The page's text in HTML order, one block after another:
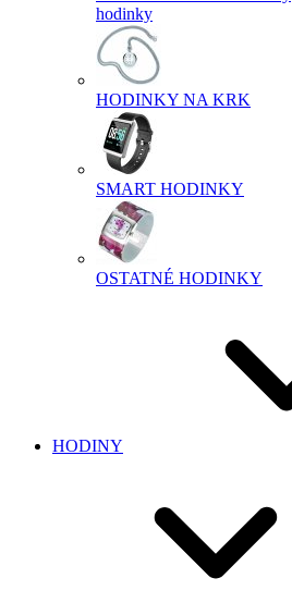
hodinky
HODINKY NA KRK
SMART HODINKY
OSTATNÉ HODINKY
HODINY